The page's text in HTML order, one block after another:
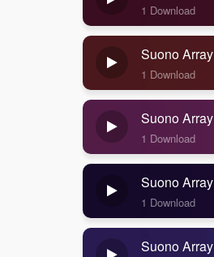
1 Download
Suono Array
1 Download
Suono Array
1 Download
Suono Array
1 Download
Suono Array